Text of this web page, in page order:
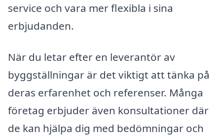
service och vara mer flexibla i sina
erbjudanden.
När du letar efter en leverantör av
byggställningar är det viktigt att tänka på
deras erfarenhet och referenser. Många
företag erbjuder även konsultationer där
de kan hjälpa dig med bedömningar och